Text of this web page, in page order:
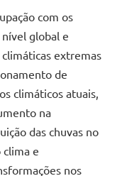
com os
global e
extremas
de
climáticos atuais,
na
das chuvas no
clima e
nos